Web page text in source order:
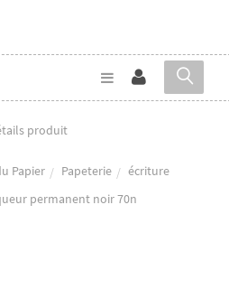
produit
Papier Papeterie
écriture
permanent noir 70n